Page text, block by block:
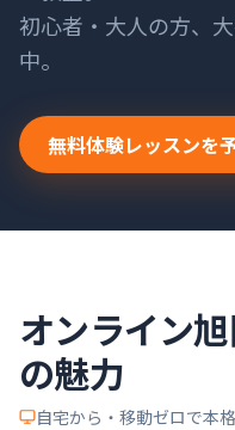
初心者・大人の方、
中。
無料体験レッスンを
オンライン
の魅力
自宅から・移動ゼロで本